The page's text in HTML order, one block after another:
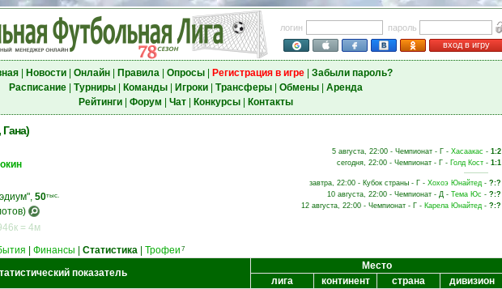
логин
пароль
вход в игру
| Новости| Онлайн| Правила| Опросы| Регистрация в игре| Забыли пароль?
Расписание| Турниры| Команды| Игроки| Трансферы| Обмены| Аренда
Рейтинги| Форум Чат| Конкурсы| Контакты
50тыс.
= 4м
5 августа, 22:00 - Чемпионат - Г - Хасаакас - 1:2
сегодня, 22:00 - Чемпионат - Г - Голд Кост - 1:1
завтра, 22:00 - Кубок страны - Г - Хохоэ Юнайтед - ?:?
10 августа, 22:00 - Чемпионат - Д - Тема Юс - ?:?
12 августа, 22:00 - Чемпионат - Г - Карела Юнайтед - ?:?
Финансы Статистика Трофеи 7
показатель
Место
лига
континент страна
дивизион